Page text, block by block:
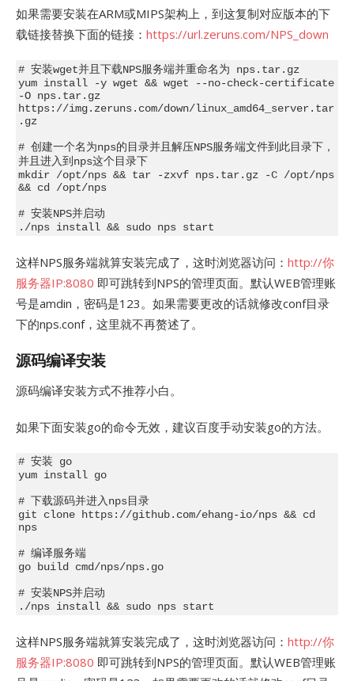
如果需要安装在ARM或MIPS架构上，到这复制对应版本的下
载链接替换下面的链接： https://url.zeruns.com/NPS_down
# 安装wget并且下载NPS服务端并重命名为 nps.tar.gz
yum install -y wget && wget --no-check-certificate
-O nps.tar.gz
https://img.zeruns.com/down/linux_amd64_server.tar
.gz
# 创建一个名为nps的目录并且解压NPS服务端文件到此目录下，
并且进入到nps这个目录下
mkdir /opt/nps && tar -zxvf nps.tar.gz -C /opt/nps
&& cd /opt/nps
# 安装NPS并启动
这样NPS服务端就算安装完成了，这时浏览器访问： http://你
服务器IP:8080 即可跳转到NPS的管理页面。默认WEB管理账
号是amdin，密码是123。如果需要更改的话就修改conf目录
下的nps.conf，这里就不再赘述了。
源码编译安装
源码编译安装方式不推荐小白。
如果下面安装go的命令无效，建议百度手动安装go的方法。
# 安装 go
yum install go
# 下载源码并进入nps目录
git clone https://github.com/ehang-io/nps && cd
nps
# 编译服务端
go build cmd/nps/nps.go
# 安装NPS并启动
这样NPS服务端就算安装完成了，这时浏览器访问： http://你
服务器IP:8080 即可跳转到NPS的管理页面。默认WEB管理账